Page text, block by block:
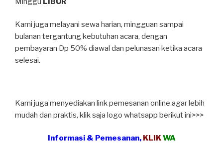
Kami juga melayani sewa harian, mingguan sampai
bulanan tergantung kebutuhan acara, dengan
pembayaran Dp 50% diawal dan pelunasan ketika acara
selesai.
Kami juga menyediakan link pemesanan online agar lebih
mudah dan praktis, klik saja logo whatsapp berikut ini>>>
Informasi & Pemesanan, KLIKWA